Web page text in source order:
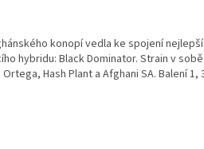
konopí vedla ke spojení nejlepší
hybridu: Black Dominator. Strain v
Hash Plant a Afghani SA. Balení 1,